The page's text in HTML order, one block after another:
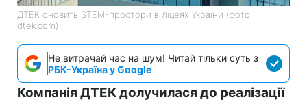
ДТЕК оновить STEM-простори в ліцеях України (фото:
dtek.com)
Не витрачай час на шум! Читай тільки суть з
РБК-Україна у Google
Компанія ДТЕК долучилася до реалізації